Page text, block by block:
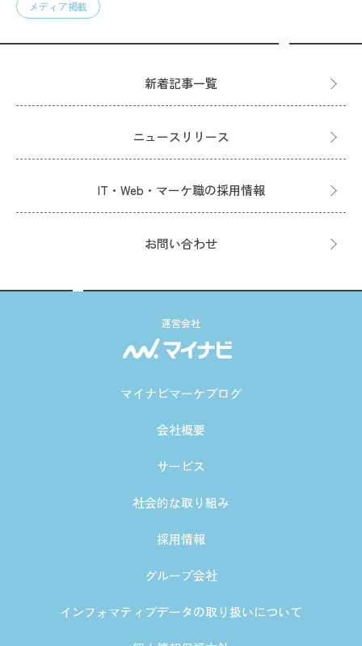
メディア掲載
新着記事一覧
ニュースリリース
IT・Web・マーケ職の採用情報
お問い合わせ
運営会社
マイナビマーケブログ
会社概要
サービス
社会的な取り組み
採用情報
グループ会社
インフォマティブデータの取り扱いについて